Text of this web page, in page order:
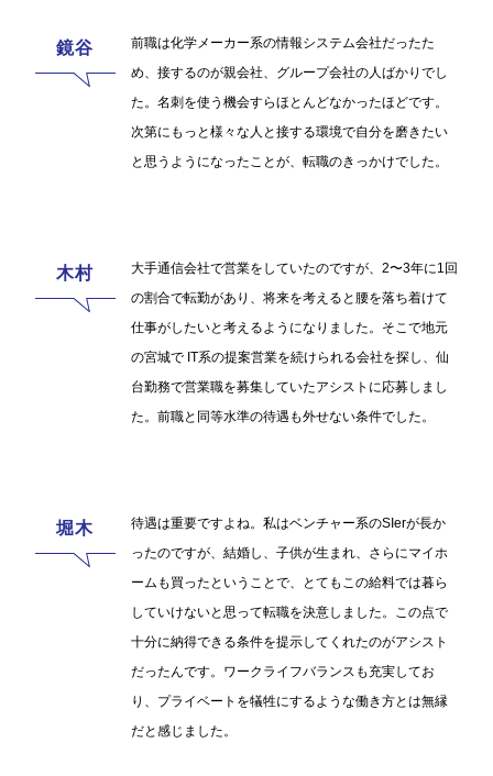
前職は化学メーカー系の情報システム会社だったた
め、接するのが親会社、グループ会社の人ばかりでし
た。名刺を使う機会すらほとんどなかったほどです。
次第にもっと様々な人と接する環境で自分を磨きたい
と思うようになったことが、転職のきっかけでした。
大手通信会社で営業をしていたのですが、2〜3年に1回
の割合で転勤があり、将来を考えると腰を落ち着けて
仕事がしたいと考えるようになりました。そこで地元
の宮城で IT系の提案営業を続けられる会社を探し、仙
台勤務で営業職を募集していたアシストに応募しまし
た。前職と同等水準の待遇も外せない条件でした。
待遇は重要ですよね。私はベンチャー系のSIerが長か
ったのですが、結婚し、子供が生まれ、さらにマイホ
ームも買ったということで、とてもこの給料では暮ら
していけないと思って転職を決意しました。この点で
十分に納得できる条件を提示してくれたのがアシスト
だったんです。ワークライフバランスも充実してお
り、プライベートを犠牲にするような働き方とは無縁
だと感じました。